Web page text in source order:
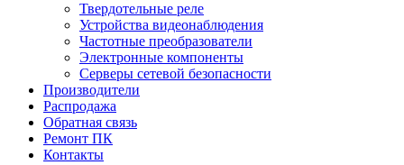
Твердотельные реле
Устройства видеонаблюдения
Частотные преобразователи
Электронные компоненты
Серверы сетевой безопасности
Производители
Распродажа
Обратная связь
Ремонт ПК
Контакты